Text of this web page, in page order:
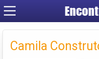
Camila